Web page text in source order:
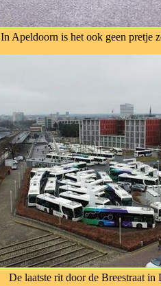
In Apeldoorn is het ook geen pretje
De laatste rit door de Breestraat in